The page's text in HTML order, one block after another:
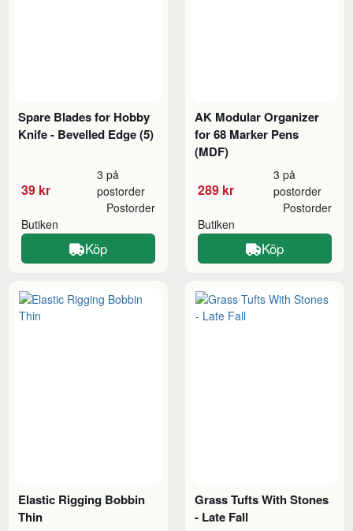
Spare Blades for Hobby
Knife - Bevelled Edge (5)
39 kr
3 på
postorder
Butiken
Postorder
Köp
AK Modular Organizer
for 68 Marker Pens
(MDF)
289 kr
3 på
postorder
Butiken
Postorder
Köp
Elastic Rigging Bobbin
Thin
Grass Tufts With Stones
- Late Fall